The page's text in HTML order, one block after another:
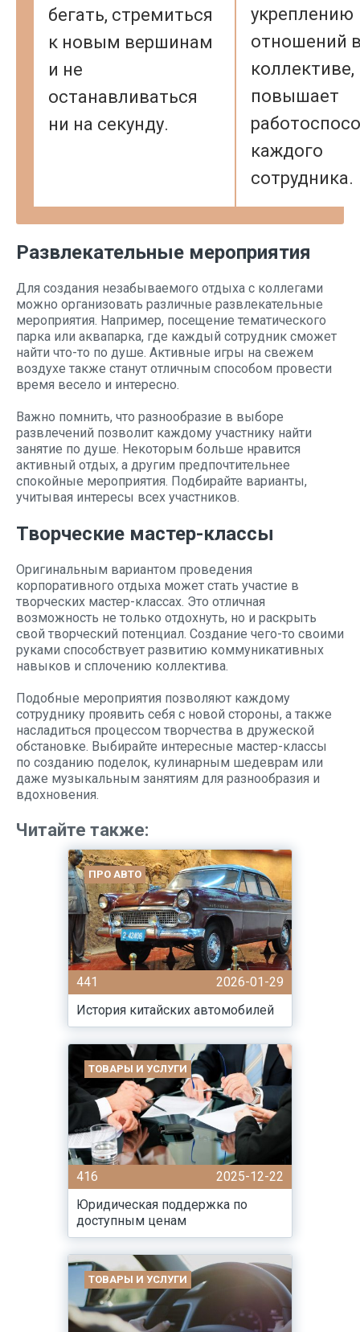
бегать, стремиться
к новым вершинам
и не
останавливаться
ни на секунду.
укреплению
отношений
коллективе,
повышает
каждого
сотрудника.
Развлекательные мероприятия
Для создания незабываемого отдыха с коллегами
можно организовать различные развлекательные
мероприятия. Например, посещение тематического
парка или аквапарка, где каждый сотрудник сможет
найти что-то по душе. Активные игры на свежем
воздухе также станут отличным способом провести
время весело и интересно.
Важно помнить, что разнообразие в выборе
развлечений позволит каждому участнику найти
занятие по душе. Некоторым больше нравится
активный отдых, а другим предпочтительнее
спокойные мероприятия. Подбирайте варианты,
учитывая интересы всех участников.
Творческие мастер-классы
Оригинальным вариантом проведения
корпоративного отдыха может стать участие в
творческих мастер-классах. Это отличная
возможность не только отдохнуть, но и раскрыть
свой творческий потенциал. Создание чего-то своими
руками способствует развитию коммуникативных
навыков и сплочению коллектива.
Подобные мероприятия позволяют каждому
сотруднику проявить себя с новой стороны, а также
насладиться процессом творчества в дружеской
обстановке. Выбирайте интересные мастер-классы
по созданию поделок, кулинарным шедеврам или
даже музыкальным занятиям для разнообразия и
вдохновения.
Читайте также:
ПРО АВТО
441
2026-01-29
История китайских автомобилей
ТОВАРЫ И УСЛУГИ
416
2025-12-22
Юридическая поддержка по
доступным ценам
ТОВАРЫ И УСЛУГИ